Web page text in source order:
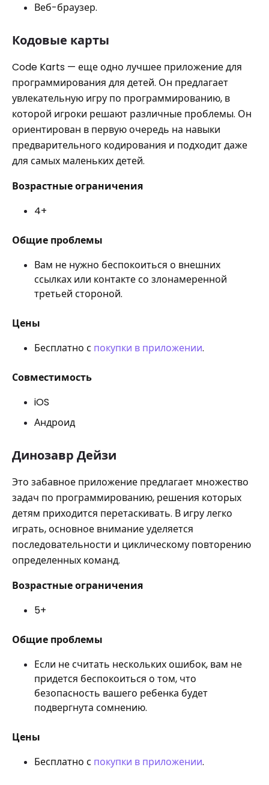
Веб-браузер.
Кодовые карты
Code Karts — еще одно лучшее приложение для
программирования для детей. Он предлагает
увлекательную игру по программированию, в
которой игроки решают различные проблемы. Он
ориентирован в первую очередь на навыки
предварительного кодирования и подходит даже
для самых маленьких детей.
Возрастные ограничения
4+
Общие проблемы
Вам не нужно беспокоиться о внешних
ссылках или контакте со злонамеренной
третьей стороной.
Цены
Бесплатно с покупки в приложении.
Совместимость
iOS
Андроид
Динозавр Дейзи
Это забавное приложение предлагает множество
задач по программированию, решения которых
детям приходится перетаскивать. В игру легко
играть, основное внимание уделяется
последовательности и циклическому повторению
определенных команд.
Возрастные ограничения
5+
Общие проблемы
Если не считать нескольких ошибок, вам не
придется беспокоиться о том, что
безопасность вашего ребенка будет
подвергнута сомнению.
Цены
Бесплатно с покупки в приложении.